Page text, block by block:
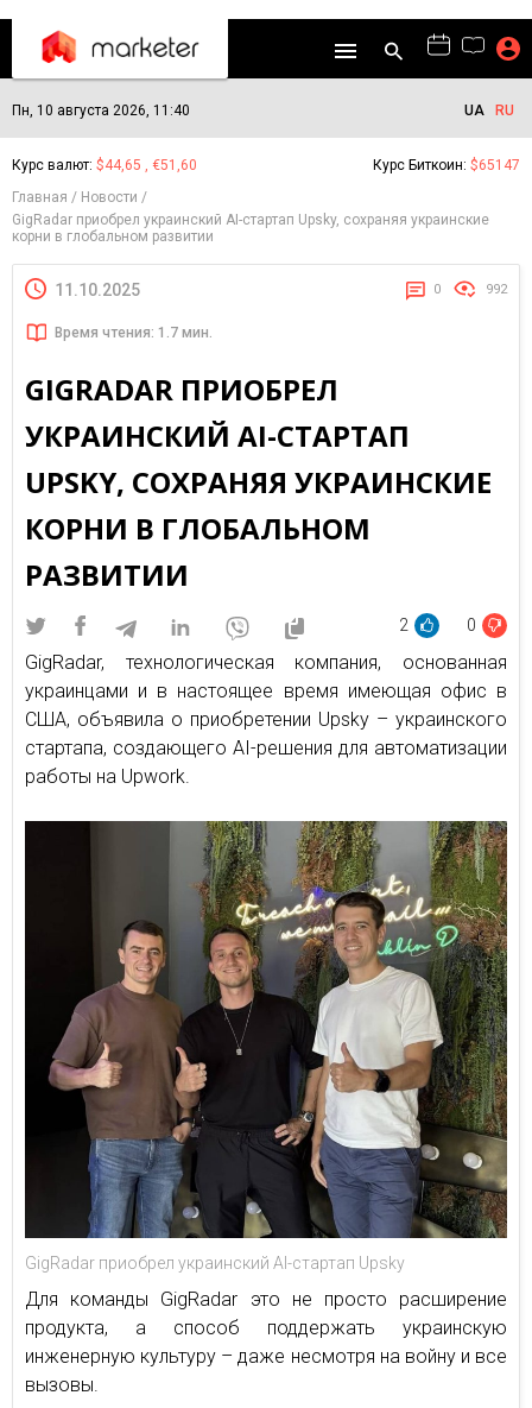
Пн, 10 августа 2026, 11:40 UA RU
Курс валют: $44,65 , €51,60 Курс Биткоин: $65147
Главная
Новости
GigRadar приобрел украинский AI-стартап Upsky, сохраняя украинские
корни в глобальном развитии
11.10.2025 0 992
Время чтения: 1.7 мин.
GIGRADAR ПРИОБРЕЛ
УКРАИНСКИЙ AI-СТАРТАП
UPSKY, СОХРАНЯЯ УКРАИНСКИЕ
КОРНИ В ГЛОБАЛЬНОМ
РАЗВИТИИ
2 0
GigRadar, технологическая компания, основанная
украинцами и в настоящее время имеющая офис в
США, объявила о приобретении Upsky – украинского
стартапа, создающего AI-решения для автоматизации
работы на Upwork.
GigRadar приобрел украинский AI-стартап Upsky
Для команды GigRadar это не просто расширение
продукта, а способ поддержать украинскую
инженерную культуру – даже несмотря на войну и все
вызовы.